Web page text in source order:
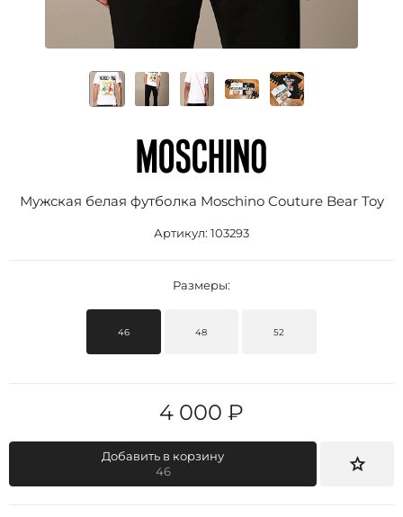
Мужская белая футболка Moschino Couture Bear Toy
Артикул: 103293
Размеры:
46 48 52
4 000 ₽
Добавить в корзину
46